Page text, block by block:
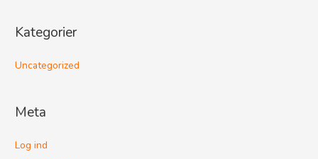
Kategorier
Uncategorized
Meta
Log ind